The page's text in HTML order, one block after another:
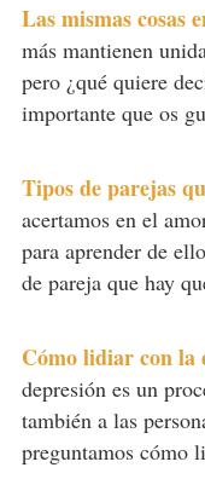
Las mismas cosas
más mantienen
pero ¿qué quiere
importante que os
Tipos de parejas
acertamos en el
para aprender de
de pareja que hay
Cómo lidiar con la
depresión es un
también a las
preguntamos cómo